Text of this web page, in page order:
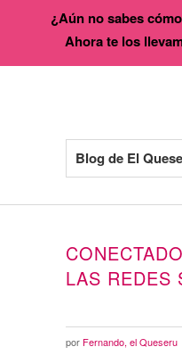
Blog de El
LAS REDES
por Fernando, el Queseru
¿Aún no sabes
Ahora te los